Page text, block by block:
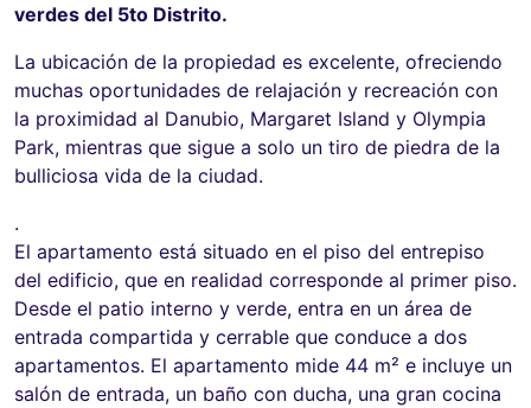
verdes del 5to Distrito.
La ubicación de la propiedad es excelente, ofreciendo
muchas oportunidades de relajación y recreación con
la proximidad al Danubio, Margaret Island y Olympia
Park, mientras que sigue a solo un tiro de piedra de la
bulliciosa vida de la ciudad.
.
El apartamento está situado en el piso del entrepiso
del edificio, que en realidad corresponde al primer piso.
Desde el patio interno y verde, entra en un área de
entrada compartida y cerrable que conduce a dos
apartamentos. El apartamento mide 44 m² e incluye un
salón de entrada, un baño con ducha, una gran cocina